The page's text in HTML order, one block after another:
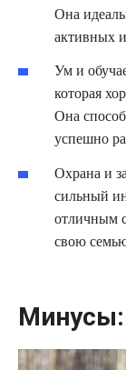
Она
активных
Ум и
которая
Она
успешно
Охрана и
сильный
отличным
свою
Минусы: